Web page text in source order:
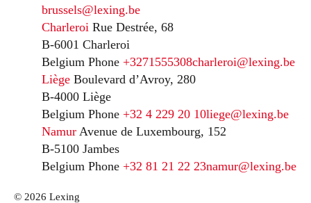
brussels@lexing.be
Charleroi Rue Destrée, 68
B-6001 Charleroi
Belgium Phone +3271555308charleroi@lexing.be
Liège Boulevard d’Avroy, 280
B-4000 Liège
Belgium Phone +32 4 229 20 10liege@lexing.be
Namur Avenue de Luxembourg, 152
B-5100 Jambes
Belgium Phone +32 81 21 22 23namur@lexing.be
© 2026 Lexing